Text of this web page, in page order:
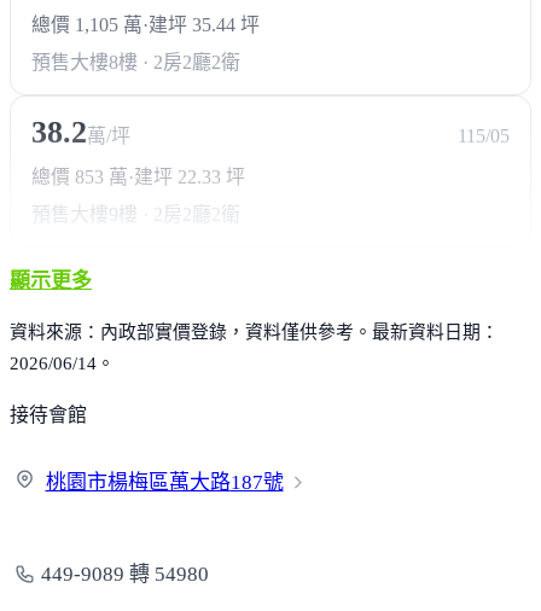
總價 1,105 萬·建坪 35.44 坪
預售大樓8樓 · 2房2廳2衛
38.2萬/坪
115/05
總價 853 萬 ·建坪 22.33 坪
預售大樓9樓 · 2房2廳2衛
顯示更多
資料來源：內政部實價登錄，資料僅供參考。最新資料日期：
2026/06/14。
接待會館
桃園市楊梅區萬大路187號
449-9089 轉 54980